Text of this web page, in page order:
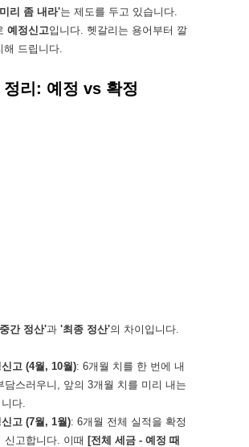
리 좀 내라'는 제도를 두고 있습니다.
예정신고입니다. 헷갈리는 용어부터 깔
해 드립니다.
정리: 예정 vs 확정
간 정산'과 '최종 정산'의 차이입니다.
고 (4월, 10월): 6개월 치를 한 번에 내
담스러우니, 앞의 3개월 치를 미리 내는
다.
신고 (7월, 1월): 6개월 전체 실적을 확정
신고합니다. 이때 [전체 세금 - 예정 때